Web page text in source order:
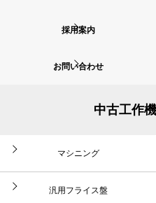
採用案内
お問い合わせ
中古工作
マシニング
汎用フライス盤